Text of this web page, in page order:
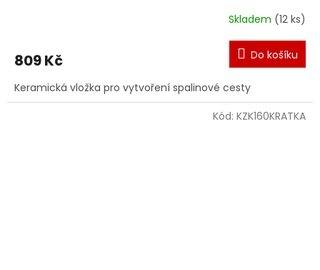
Skladem (12 ks)
809 Kč Do košíku
Keramická vložka pro vytvoření spalinové cesty
Kód: KZK160KRATKA